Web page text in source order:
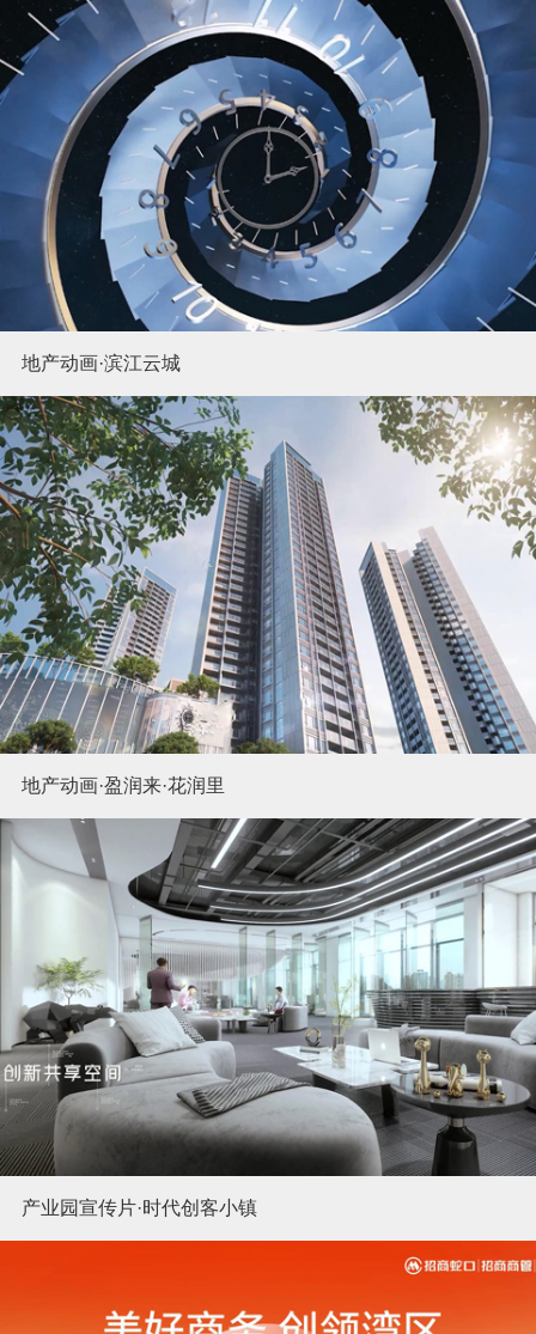
地产动画·滨江云城
地产动画·盈润来·花润里
产业园宣传片·时代创客小镇